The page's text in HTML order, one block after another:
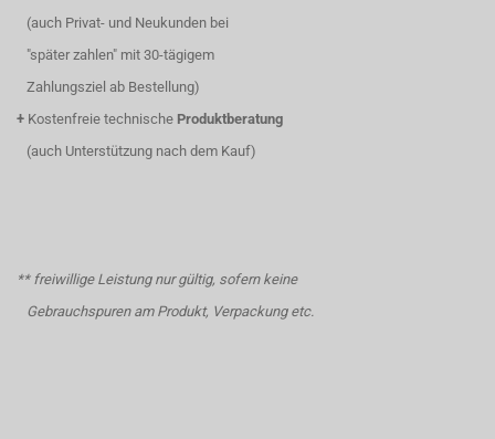
(auch Privat- und Neukunden bei
"später zahlen" mit 30-tägigem
Zahlungsziel ab Bestellung)
+ Kostenfreie technische Produktberatung
(auch Unterstützung nach dem Kauf)
** freiwillige Leistung nur gültig, sofern keine
Gebrauchspuren am Produkt, Verpackung etc.